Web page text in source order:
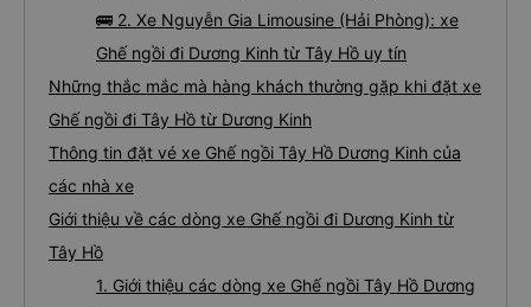
🚌 2. Xe Nguyễn Gia Limousine (Hải Phòng): xe
Ghế ngồi đi Dương Kinh từ Tây Hồ uy tín
Những thắc mắc mà hàng khách thường gặp khi đặt xe
Ghế ngồi đi Tây Hồ từ Dương Kinh
Thông tin đặt vé xe Ghế ngồi Tây Hồ Dương Kinh của
các nhà xe
Giới thiệu về các dòng xe Ghế ngồi đi Dương Kinh từ
Tây Hồ
1. Giới thiệu các dòng xe Ghế ngồi Tây Hồ Dương